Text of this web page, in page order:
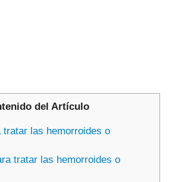
del Artículo
las hemorroides o
tratar las hemorroides o